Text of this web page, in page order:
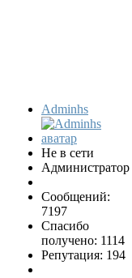
Adminhs
Не в сети
Администратор
Сообщений:
7197
Спасибо
получено: 1114
Репутация: 194